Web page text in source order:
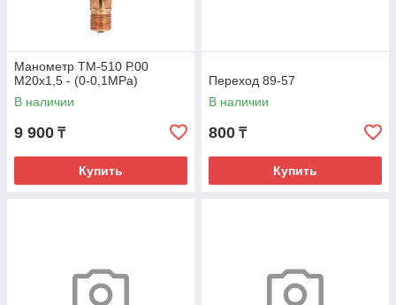
Манометр ТМ-510 Р.00
М20х1,5 - (0-0,1МРа)
В наличии
9 900 ₸
Купить
Переход 89-57
В наличии
800 ₸
Купить